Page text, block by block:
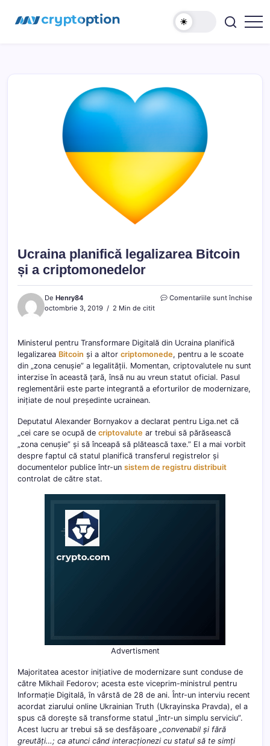
MyCryptOption
Ucraina planifică legalizarea Bitcoin
și a criptomonedelor
De Henry84
octombrie 3, 2019
2 Min de citit
Comentariile sunt închise
Ministerul pentru Transformare Digitală din Ucraina planifică
legalizarea Bitcoin și a altor criptomonede, pentru a le scoate
din „zona cenușie” a legalității. Momentan, criptovalutele nu sunt
interzise în această țară, însă nu au vreun statut oficial. Pasul
reglementării este parte integrantă a eforturilor de modernizare,
inițiate de noul președinte ucrainean.
Deputatul Alexander Bornyakov a declarat pentru Liga.net că
„cei care se ocupă de criptovalute ar trebui să părăsească
„zona cenușie” și să înceapă să plătească taxe.” El a mai vorbit
despre faptul că statul planifică transferul registrelor și
documentelor publice într-un sistem de registru distribuit
controlat de către stat.
Advertisment
Majoritatea acestor inițiative de modernizare sunt conduse de
către Mikhail Fedorov; acesta este viceprim-ministrul pentru
Informație Digitală, în vârstă de 28 de ani. Într-un interviu recent
acordat ziarului online Ukrainian Truth (Ukrayinska Pravda), el a
spus că dorește să transforme statul „într-un simplu serviciu”.
Acest lucru ar trebui să se desfășoare „convenabil și fără
greutăți…; ca atunci când interacționezi cu statul să te simți